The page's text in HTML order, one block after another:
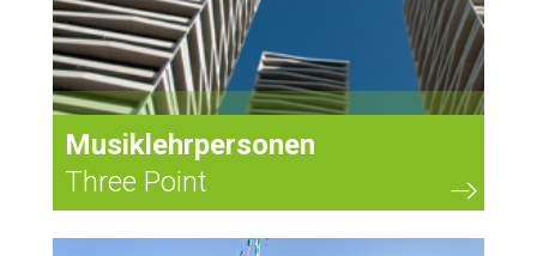
Musiklehrpersonen
Three Point